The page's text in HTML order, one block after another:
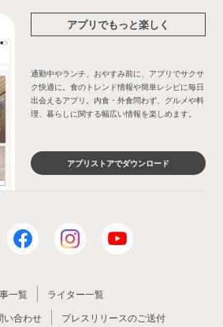
アプリでもっと楽しく
通勤中やランチ、おやすみ前に、アプリでサクサ
ク快適に。食のトレンド情報や簡単レシピに毎日
出会えるアプリ。内食・外食問わず、グルメや料
理、暮らしに関する幅広い情報を楽しめます。
アプリストアでダウンロード
一覧
ライター一覧
い合わせ
プレスリリースのご送付